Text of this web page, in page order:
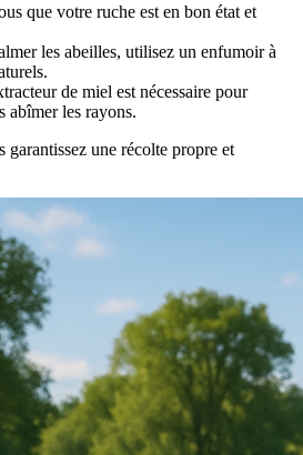
que votre ruche est en bon état et
les abeilles, utilisez un enfumoir à
de miel est nécessaire pour
abîmer les rayons.
garantissez une récolte propre et